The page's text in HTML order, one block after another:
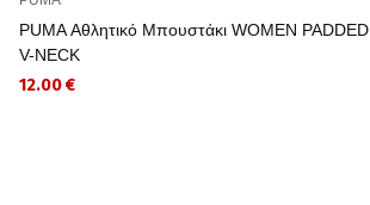
PUMA Αθλητικό Μπουστάκι WOMEN PADDED
V-NECK
12.00 €